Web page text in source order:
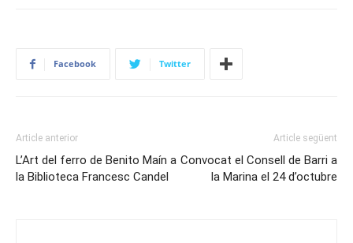
Facebook Twitter
Article anterior
L’Art del ferro de Benito Maín a
la Biblioteca Francesc Candel
Article següent
Convocat el Consell de Barri a
la Marina el 24 d’octubre